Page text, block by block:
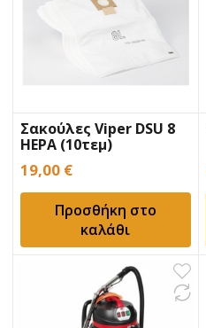
Σακούλες Viper DSU 8
HEPA (10τεμ)
19,00 €
Προσθήκη στο
καλάθι